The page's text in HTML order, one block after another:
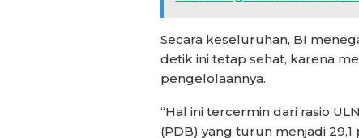
Secara keseluruhan, BI
detik ini tetap sehat, karena
pengelolaannya.
“Hal ini tercermin dari rasio
(PDB) yang turun menjadi